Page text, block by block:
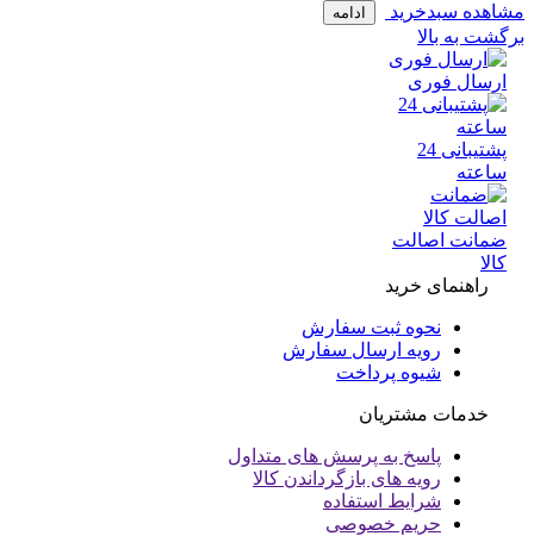
سبدخرید ادامه
به بالا
فوری
پشتیبانی 24
اصالت
راهنمای خرید
نحوه ثبت سفارش
رویه ارسال سفارش
شیوه پرداخت
خدمات مشتریان
پاسخ به پرسش های متداول
رویه های بازگرداندن کالا
شرایط استفاده
حریم خصوصی